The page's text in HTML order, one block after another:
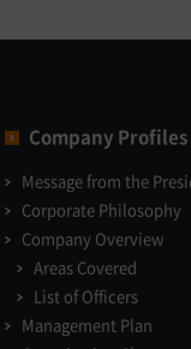
Company Profiles
Message from the
Corporate Philosophy
Company Overview
Areas Covered
List of Officers
Management Plan